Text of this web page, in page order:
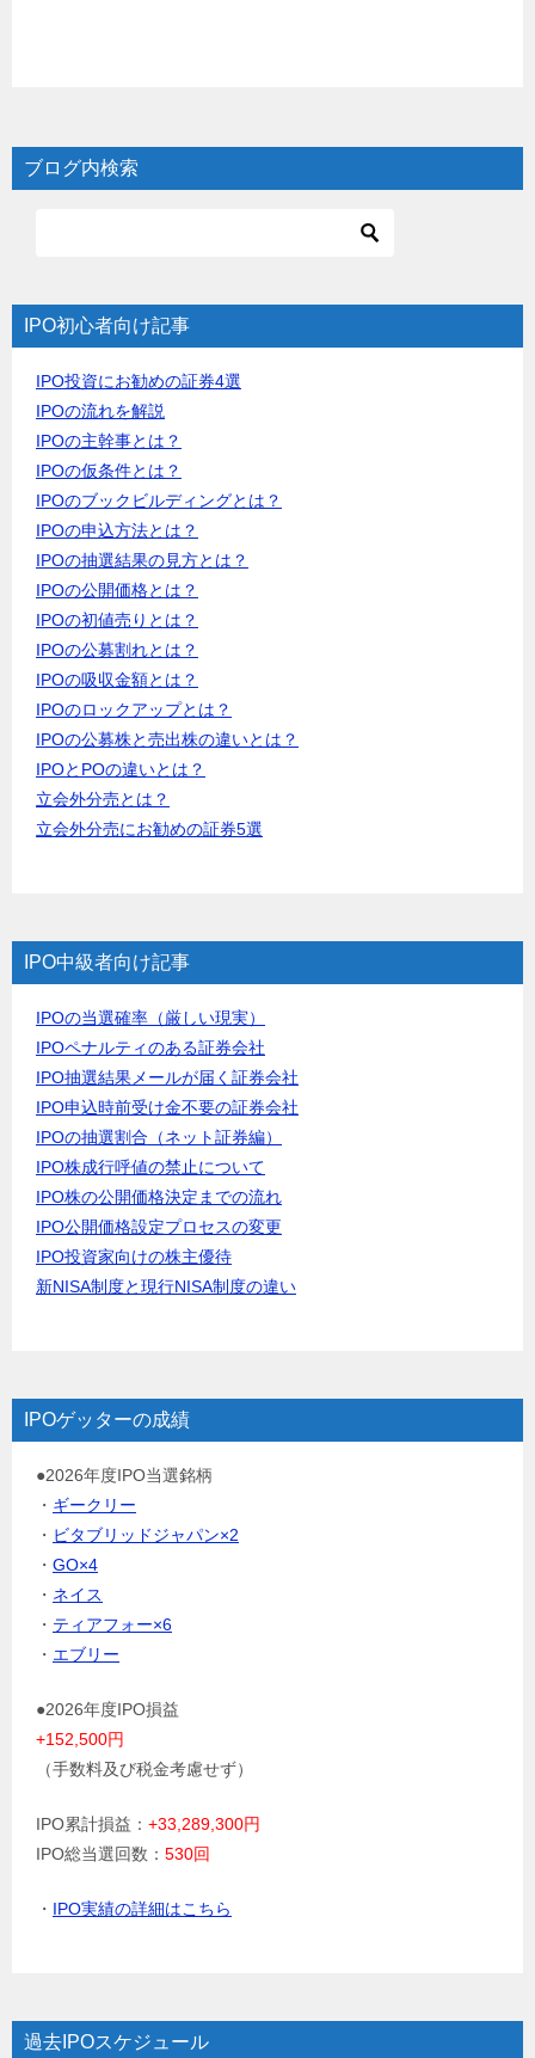
ブログ内検索
IPO初心者向け記事
IPO投資にお勧めの証券4選
IPOの流れを解説
IPOの主幹事とは？
IPOの仮条件とは？
IPOのブックビルディングとは？
IPOの申込方法とは？
IPOの抽選結果の見方とは？
IPOの公開価格とは？
IPOの初値売りとは？
IPOの公募割れとは？
IPOの吸収金額とは？
IPOのロックアップとは？
IPOの公募株と売出株の違いとは？
IPOとPOの違いとは？
立会外分売とは？
立会外分売にお勧めの証券5選
IPO中級者向け記事
IPOの当選確率（厳しい現実）
IPOペナルティのある証券会社
IPO抽選結果メールが届く証券会社
IPO申込時前受け金不要の証券会社
IPOの抽選割合（ネット証券編）
IPO株成行呼値の禁止について
IPO株の公開価格決定までの流れ
IPO公開価格設定プロセスの変更
IPO投資家向けの株主優待
新NISA制度と現行NISA制度の違い
IPOゲッターの成績
●2026年度IPO当選銘柄
・ ギークリー
・ ビタブリッドジャパン×2
・ GO×4
・ ネイス
・ ティアフォー×6
・ エブリー
●2026年度IPO損益
+152,500円
（手数料及び税金考慮せず）
IPO累計損益： +33,289,300円
IPO総当選回数： 530回
・ IPO実績の詳細はこちら
過去IPOスケジュール